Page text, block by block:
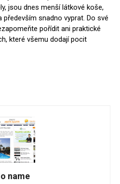
jsou dnes menší látkové koše,
snadno vyprat. Do své
pořídit ani praktické
které všemu dodají pocit
name